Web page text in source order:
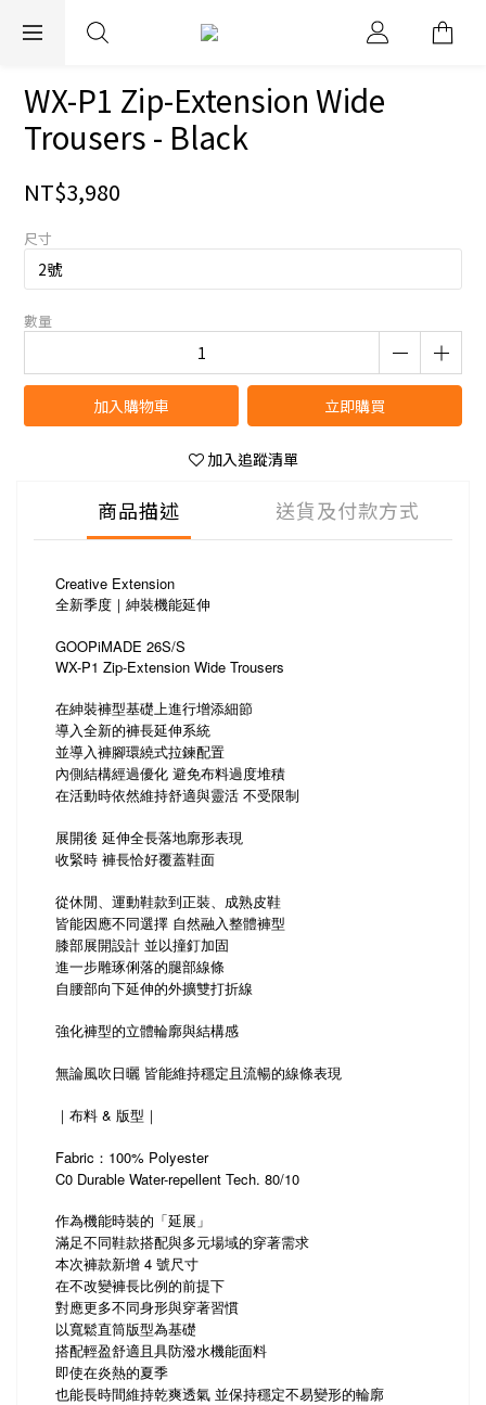
EXPRESS WORLDWIDE SHIPPING
WX-P1 Zip-Extension Wide
Trousers - Black
NT$3,980
尺寸
數量
加入購物車 立即購買
加入追蹤清單
商品描述 送貨及付款方式
Creative Extension
全新季度｜紳裝機能延伸
GOOPiMADE 26S/S
WX-P1 Zip-Extension Wide Trousers
在紳裝褲型基礎上進行增添細節
導入全新的褲長延伸系統
並導入褲腳環繞式拉鍊配置
內側結構經過優化 避免布料過度堆積
在活動時依然維持舒適與靈活 不受限制
展開後 延伸全長落地廓形表現
收緊時 褲長恰好覆蓋鞋面
從休閒、運動鞋款到正裝、成熟皮鞋
皆能因應不同選擇 自然融入整體褲型
膝部展開設計 並以撞釘加固
進一步雕琢俐落的腿部線條
自腰部向下延伸的外擴雙打折線
強化褲型的立體輪廓與結構感
無論風吹日曬 皆能維持穩定且流暢的線條表現
｜布料 & 版型｜
Fabric：100% Polyester
C0 Durable Water-repellent Tech. 80/10
作為機能時裝的「延展」
滿足不同鞋款搭配與多元場域的穿著需求
本次褲款新增 4 號尺寸
在不改變褲長比例的前提下
對應更多不同身形與穿著習慣
以寬鬆直筒版型為基礎
搭配輕盈舒適且具防潑水機能面料
即使在炎熱的夏季
也能長時間維持乾爽透氣 並保持穩定不易變形的輪廓